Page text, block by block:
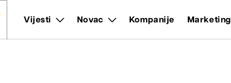
Vijesti Novac Kompanije Marketing